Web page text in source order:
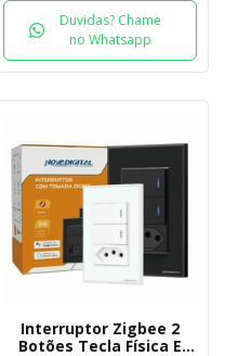
Duvidas? Chame
no Whatsapp
Interruptor Zigbee 2
Botões Tecla Física E